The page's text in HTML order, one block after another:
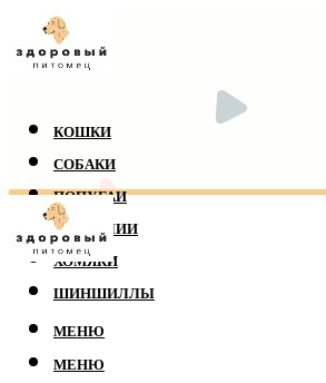
КОШКИ
СОБАКИ
ПОПУГАИ
РЕПТИЛИИ
ХОМЯКИ
ШИНШИЛЛЫ
МЕНЮ
МЕНЮ